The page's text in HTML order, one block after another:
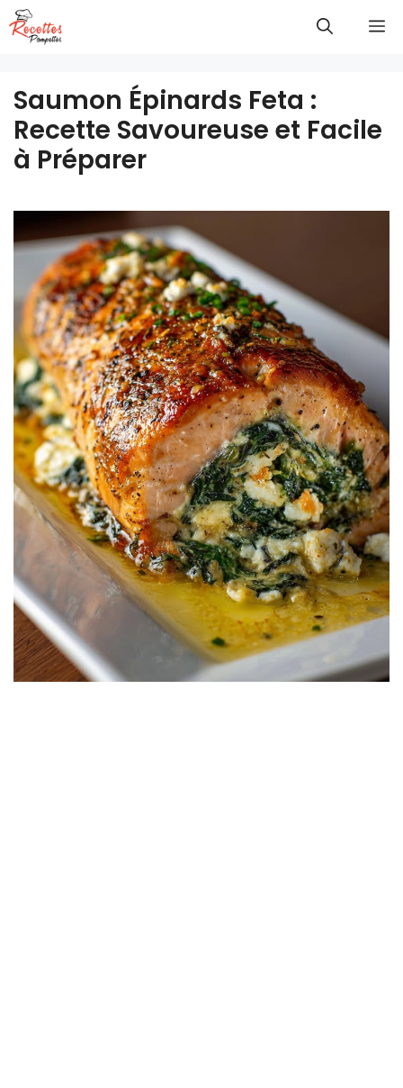
Aller
au
Saumon Épinards Feta :
Recette Savoureuse et Facile
à Préparer